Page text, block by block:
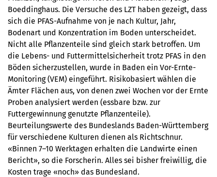
Boeddinghaus. Die Versuche des LZT haben gezeigt, dass
sich die PFAS-Aufnahme von je nach Kultur, Jahr,
Bodenart und Konzentration im Boden unterscheidet.
Nicht alle Pflanzenteile sind gleich stark betroffen. Um
die Lebens- und Futtermittelsicherheit trotz PFAS in den
Böden sicherzustellen, wurde in Baden ein Vor-Ernte-
Monitoring (VEM) eingeführt. Risikobasiert wählen die
Ämter Flächen aus, von denen zwei Wochen vor der Ernte
Proben analysiert werden (essbare bzw. zur
Futtergewinnung genutzte Pflanzenteile).
Beurteilungswerte des Bundeslands Baden-Württemberg
für verschiedene Kulturen dienen als Richtschnur.
«Binnen 7–10 Werktagen erhalten die Landwirte einen
Bericht», so die Forscherin. Alles sei bisher freiwillig, die
Kosten trage «noch» das Bundesland.